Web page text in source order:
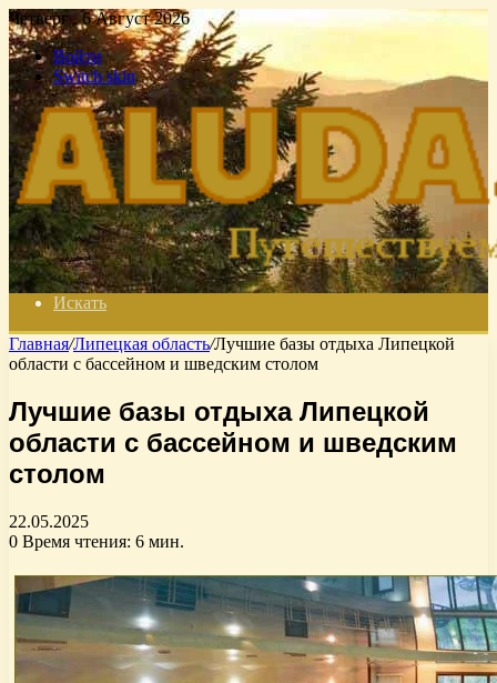
Четверг , 6 Август 2026
Войти
Switch skin
Искать
Главная/Липецкая область/Лучшие базы отдыха Липецкой
области с бассейном и шведским столом
Лучшие базы отдыха Липецкой
области с бассейном и шведским
столом
22.05.2025
0 Время чтения: 6 мин.